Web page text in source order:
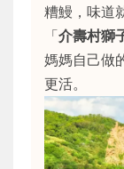
糟鰻，味道
「介壽村獅
媽媽自己做
更活。